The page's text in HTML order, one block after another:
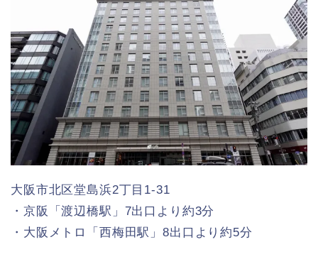
大阪市北区堂島浜2丁目1-31
・京阪「渡辺橋駅」7出口より約3分
・大阪メトロ「西梅田駅」8出口より約5分